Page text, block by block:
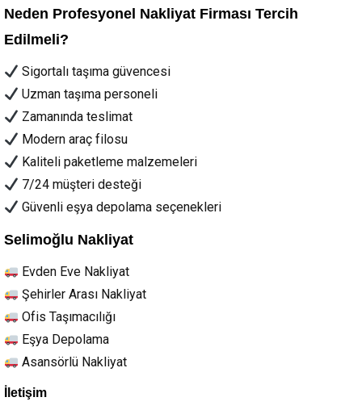
Neden Profesyonel Nakliyat Firması Tercih
Edilmeli?
Sigortalı taşıma güvencesi
Uzman taşıma personeli
Zamanında teslimat
Modern araç filosu
Kaliteli paketleme malzemeleri
7/24 müşteri desteği
Güvenli eşya depolama seçenekleri
Selimoğlu Nakliyat
Evden Eve Nakliyat
Şehirler Arası Nakliyat
Ofis Taşımacılığı
Eşya Depolama
Asansörlü Nakliyat
İletişim